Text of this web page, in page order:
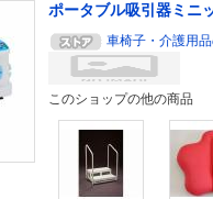
ポータブル吸引器ミニ
車椅子・介護用
このショップの他の商品